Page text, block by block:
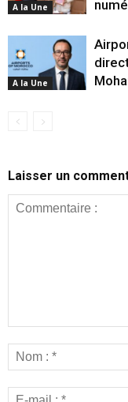
A la Une
A la Une
Laisser un